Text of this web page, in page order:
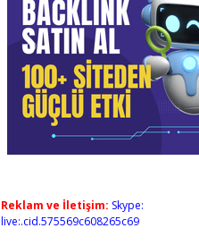
Reklam ve İletişim: Skype:
live:.cid.575569c608265c69